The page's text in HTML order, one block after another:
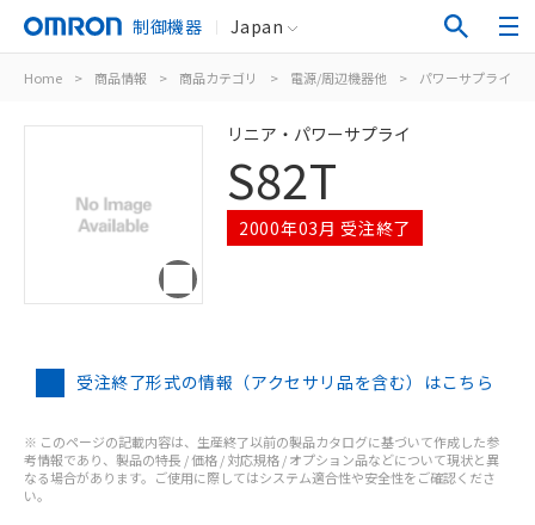
制御機器 Japan
Home > 商品情報 > 商品カテゴリ > 電源/周辺機器他 > パワーサプライ（
リニア・パワーサプライ
S82T
2000年03月 受注終了
受注終了形式の情報（アクセサリ品を含む）はこちら
※ このページの記載内容は、生産終了以前の製品カタログに基づいて作成した参
考情報であり、製品の特長 / 価格 / 対応規格 / オプション品などについて現状と異
なる場合があります。ご使用に際してはシステム適合性や安全性をご確認くださ
い。